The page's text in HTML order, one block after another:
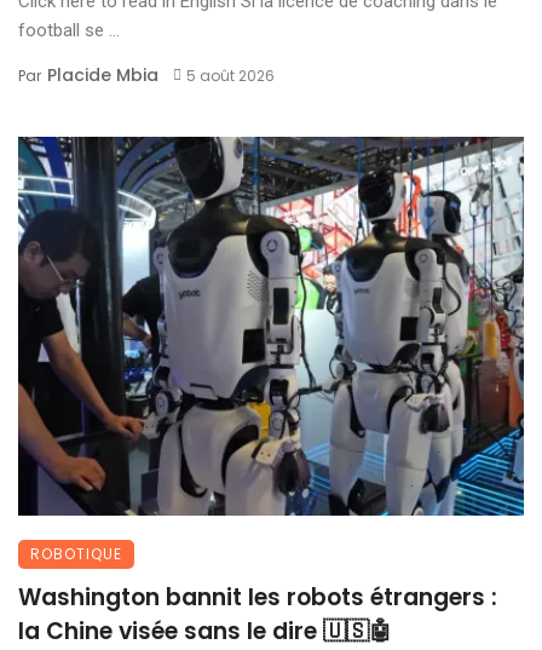
football se ...
Par Placide Mbia 5 août 2026
ROBOTIQUE
Washington bannit les robots étrangers :
la Chine visée sans le dire 🇺🇸🤖